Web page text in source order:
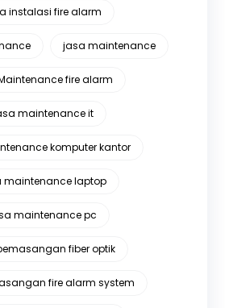
instalasi fire alarm
jasa maintenance
fire alarm
maintenance it
komputer kantor
maintenance laptop
maintenance pc
fiber optik
fire alarm system